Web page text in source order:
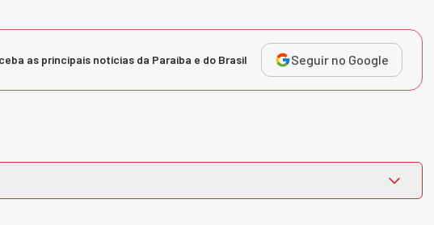
as principais notícias da Paraíba e do Brasil Seguir no Google